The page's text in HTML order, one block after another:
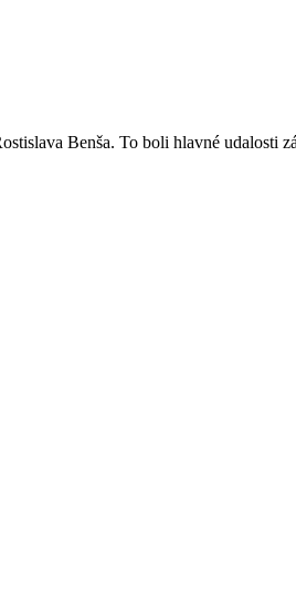
Benša. To boli hlavné udalosti